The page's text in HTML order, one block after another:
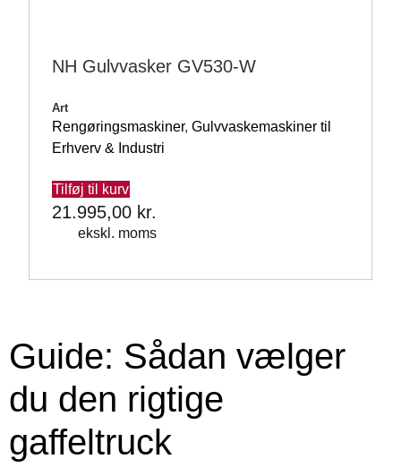
NH Gulvvasker GV530-W
Art
Rengøringsmaskiner,Gulvvaskemaskiner til
Erhverv & Industri
Tilføj til kurv
21.995,00 kr.
ekskl. moms
Guide: Sådan vælger
du den rigtige
gaffeltruck